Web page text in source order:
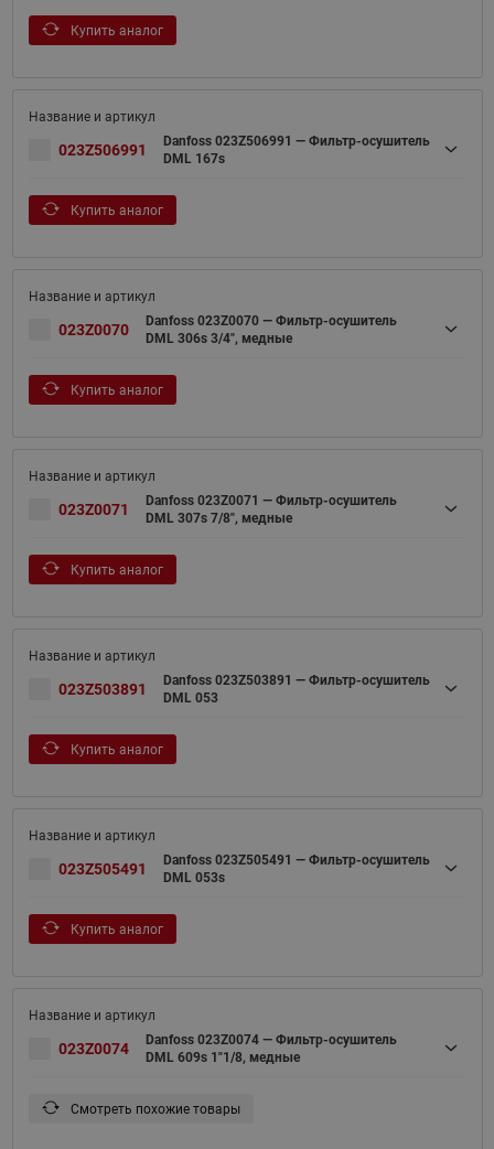
Купить аналог
023Z506991
Danfoss 023Z506991 — Фильтр-осушитель
DML 167s
Купить аналог
023Z0070
Danfoss 023Z0070 — Фильтр-осушитель
DML 306s 3/4", медные
Купить аналог
023Z0071
Danfoss 023Z0071 — Фильтр-осушитель
DML 307s 7/8", медные
Купить аналог
023Z503891
Danfoss 023Z503891 — Фильтр-осушитель
DML 053
Купить аналог
023Z505491
Danfoss 023Z505491 — Фильтр-осушитель
DML 053s
Купить аналог
023Z0074
Danfoss 023Z0074 — Фильтр-осушитель
DML 609s 1"1/8, медные
Смотреть похожие товары